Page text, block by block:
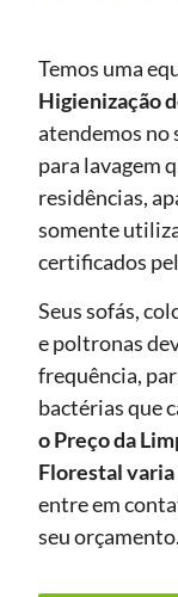
Temos uma
Higienização
atendemos no
para lavagem
residências,
somente
certificados
Seus sofás,
e poltronas
frequência,
bactérias que
o Preço da
Florestalvaria
entre em
seu orçamento.